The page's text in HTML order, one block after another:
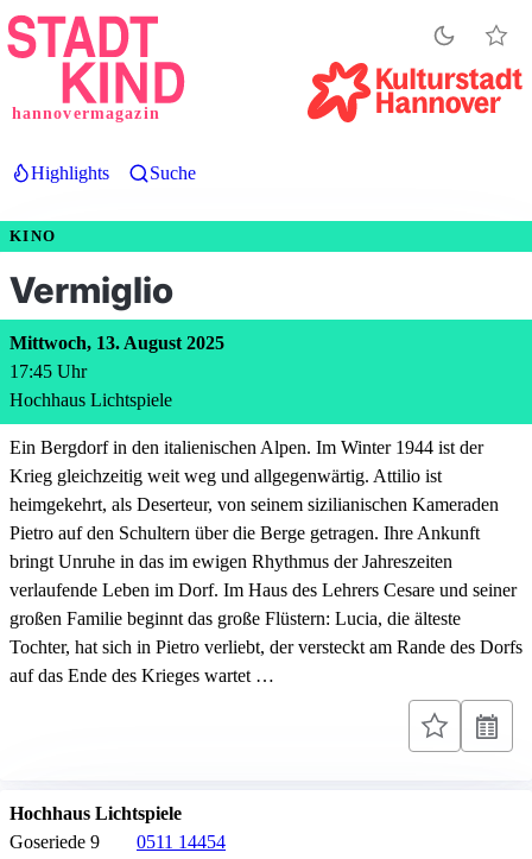
Direkt
zum
hannovermagazin
Highlights Suche
KINO
Vermiglio
Mittwoch, 13. August 2025
17:45 Uhr
Hochhaus Lichtspiele
Ein Bergdorf in den italienischen Alpen. Im Winter 1944 ist der
Krieg gleichzeitig weit weg und allgegenwärtig. Attilio ist
heimgekehrt, als Deserteur, von seinem sizilianischen Kameraden
Pietro auf den Schultern über die Berge getragen. Ihre Ankunft
bringt Unruhe in das im ewigen Rhythmus der Jahreszeiten
verlaufende Leben im Dorf. Im Haus des Lehrers Cesare und seiner
großen Familie beginnt das große Flüstern: Lucia, die älteste
Tochter, hat sich in Pietro verliebt, der versteckt am Rande des Dorfs
auf das Ende des Krieges wartet …
Hochhaus Lichtspiele
Goseriede 9
0511 14454